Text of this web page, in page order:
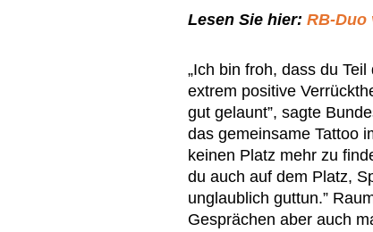
Lesen Sie hier: RB-Duo
„Ich bin froh, dass du
extrem positive
gut gelaunt”, sagte
das gemeinsame Tattoo
keinen Platz mehr zu
du auch auf dem Platz,
unglaublich guttun.”
Gesprächen aber auch